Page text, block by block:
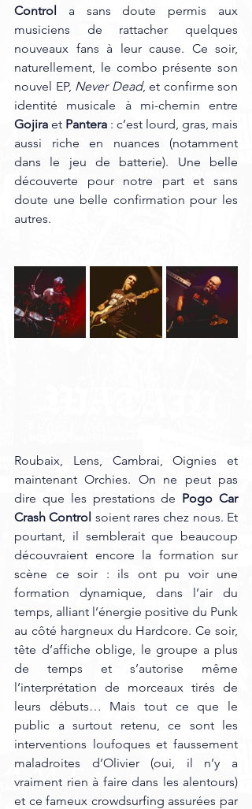
Control a sans doute permis aux
musiciens de rattacher quelques
nouveaux fans à leur cause. Ce soir,
naturellement, le combo présente son
nouvel EP, Never Dead, et confirme son
Gojira et Pantera : c’est lourd, gras, mais
aussi riche en nuances (notamment
dans le jeu de batterie). Une belle
découverte pour notre part et sans
doute une belle confirmation pour les
autres.
Roubaix, Lens, Cambrai, Oignies et
maintenant Orchies. On ne peut pas
dire que les prestations de Pogo Car
Crash Control soient rares chez nous. Et
pourtant, il semblerait que beaucoup
découvraient encore la formation sur
scène ce soir : ils ont pu voir une
formation dynamique, dans l’air du
temps, alliant l’énergie positive du Punk
au côté hargneux du Hardcore. Ce soir,
tête d’affiche oblige, le groupe a plus
de temps et s’autorise même
l’interprétation de morceaux tirés de
leurs débuts… Mais tout ce que le
public a surtout retenu, ce sont les
interventions loufoques et faussement
maladroites d’Olivier (oui, il n’y a
vraiment rien à faire dans les alentours)
et ce fameux crowdsurfing assurées par